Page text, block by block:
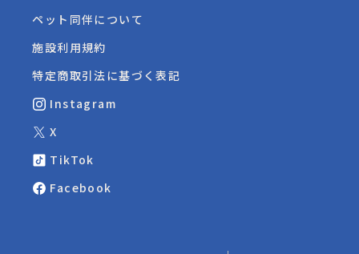
ペット同伴について
施設利用規約
特定商取引法に基づく表記
Instagram
X
TikTok
Facebook